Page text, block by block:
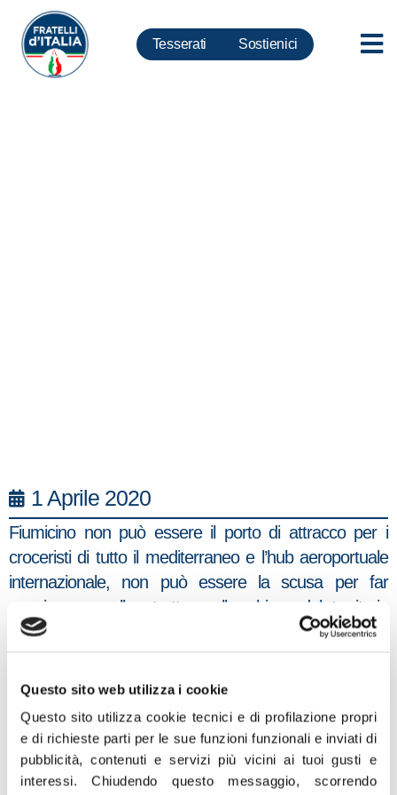
Questo sito web utilizza i cookie
Questo sito utilizza cookie tecnici e di profilazione propri
e di richieste parti per le sue funzioni funzionali e inviati di
pubblicità, contenuti e servizi più vicini ai tuoi gusti e
interessi.Chiudendo questo messaggio, scorrendo
Tesserati Sostienici
1 Aprile 2020
Fiumicino non può essere il porto di attracco per i
croceristi di tutto il mediterraneo e l’hub aeroportuale
internazionale, non può essere la scusa per far
soggiornare nelle strutture alberghiere del territorio
passeggeri e equipaggi senza nullaosta da parte dei
parlamentare al ministro Lamorgese e alla De Micheli
diventare una polveriera per Fiumicino e per Roma.
C’è chi arriva a Fiumicino per nave chi con la scusa di
scali tecnici all’aeroporto, chi pernotta nei pressi